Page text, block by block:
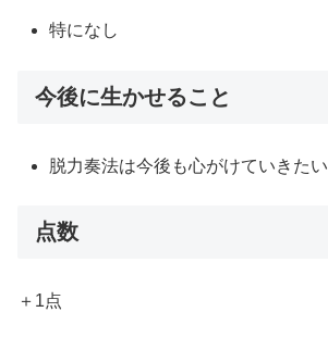
特になし
今後に生かせること
脱力奏法は今後も心がけていきたい
点数
＋1点